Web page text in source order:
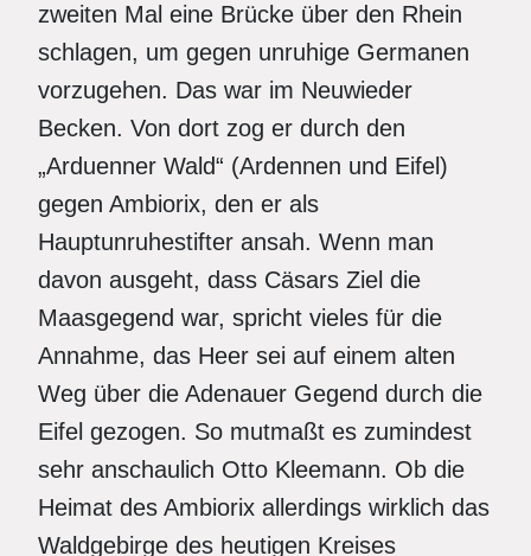
zweiten Mal eine Brücke über den Rhein
schlagen, um gegen unruhige Germanen
vorzugehen. Das war im Neuwieder
Becken. Von dort zog er durch den
„Arduenner Wald“ (Ardennen und Eifel)
gegen Ambiorix, den er als
Hauptunruhestifter ansah. Wenn man
davon ausgeht, dass Cäsars Ziel die
Maasgegend war, spricht vieles für die
Annahme, das Heer sei auf einem alten
Weg über die Adenauer Gegend durch die
Eifel gezogen. So mutmaßt es zumindest
sehr anschaulich Otto Kleemann. Ob die
Heimat des Ambiorix allerdings wirklich das
Waldgebirge des heutigen Kreises